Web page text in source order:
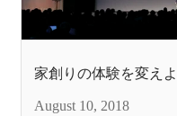
家創りの体験を変えよ
August 10, 2018